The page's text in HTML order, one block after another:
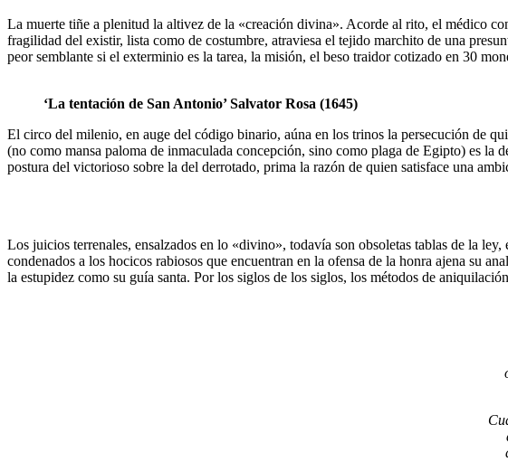
La muerte tiñe a plenitud la altivez de la «creación divina». Acorde al rito, el médico
fragilidad del existir, lista como de costumbre, atraviesa el tejido marchito de una
peor semblante si el exterminio es la tarea, la misión, el beso traidor cotizado en 30
‘La tentación de San Antonio’ Salvator Rosa (1645)
El circo del milenio, en auge del código binario, aúna en los trinos la persecución de
(no como mansa paloma de inmaculada concepción, sino como plaga de Egipto) es
postura del victorioso sobre la del derrotado, prima la razón de quien satisface una
Los juicios terrenales, ensalzados en lo «divino», todavía son obsoletas tablas de la
condenados a los hocicos rabiosos que encuentran en la ofensa de la honra ajena su
la estupidez como su guía santa. Por los siglos de los siglos, los métodos de